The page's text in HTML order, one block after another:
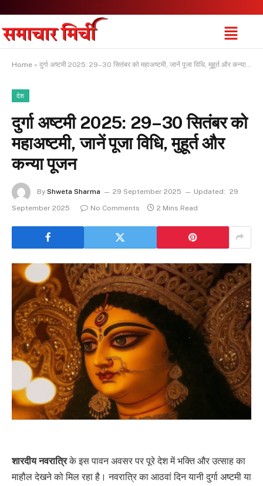
Home » दुर्गा अष्टमी 2025: 29–30 सितंबर को महाअष्टमी, जानें पूजा विधि, मुहूर्त और कन्या पूजन
देश
दुर्गा अष्टमी 2025: 29–30 सितंबर को
महाअष्टमी, जानें पूजा विधि, मुहूर्त और
कन्या पूजन
By Shweta Sharma 29 September 2025 Updated: 29
September 2025
No Comments 2 Mins Read
शारदीय नवरात्रिके इस पावन अवसर पर पूरे देश में भक्ति और उत्साह का
माहौल देखने को मिल रहा है। नवरात्रि का आठवां दिन यानी दुर्गा अष्टमी या